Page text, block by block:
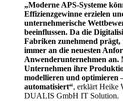
„Moderne APS-Systeme
Effizienzgewinne erzielen
unternehmerische
beeinflussen. Da die
Fabriken zunehmend prägt,
immer an die neuesten
Anwenderunternehmen
Unternehmen ihre
modellieren und optimieren
automatisiert“, erklärt Heike
DUALIS GmbH IT Solution.